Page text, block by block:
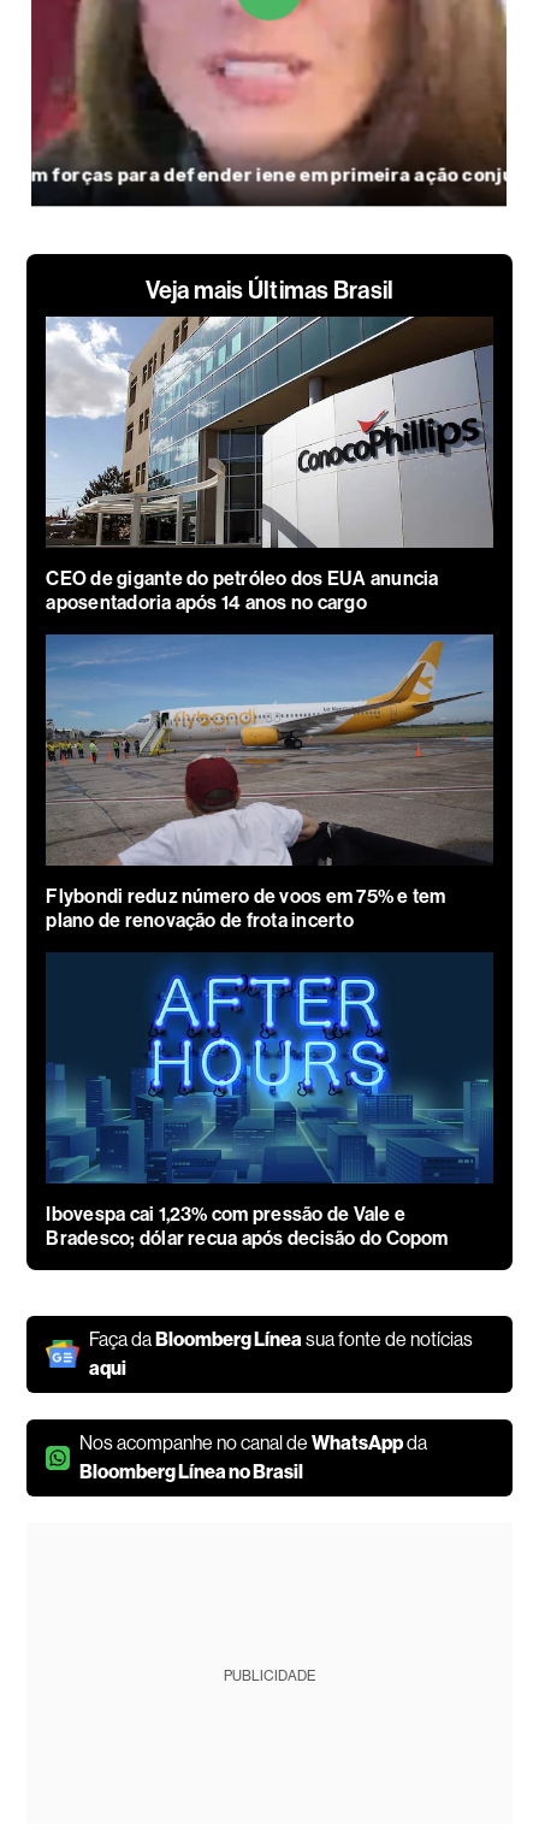
Veja mais Últimas Brasil
CEO de gigante do petróleo dos EUA anuncia
aposentadoria após 14 anos no cargo
Flybondi reduz número de voos em 75% e tem
plano de renovação de frota incerto
Ibovespa cai 1,23% com pressão de Vale e
Bradesco; dólar recua após decisão do Copom
Faça daBloomberg Líneasua fonte de notícias
aqui
Nos acompanhe no canal deWhatsAppda
Bloomberg Línea no Brasil
PUBLICIDADE